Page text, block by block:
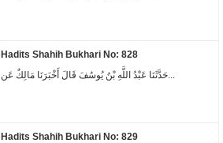
Hadits Shahih Bukhari No: 828
حَدَّثَنَا عَبْدُ اللَّهِ بْنُ يُوسُفَ قَالَ أَخْبَرَنَا مَالِكٌ عَن...
Hadits Shahih Bukhari No: 829